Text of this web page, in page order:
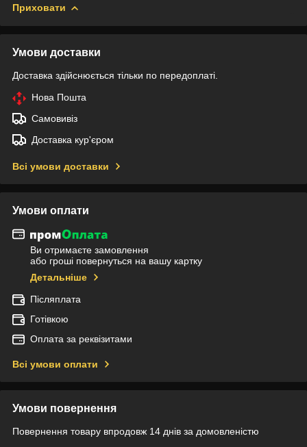
Приховати
Умови доставки
Доставка здійснюється тільки по передоплаті.
Нова Пошта
Самовивіз
Доставка кур'єром
Всі умови доставки
Умови оплати
Ви отримаєте замовлення
або гроші повернуться на вашу картку
Детальніше
Післяплата
Готівкою
Оплата за реквізитами
Всі умови оплати
Умови повернення
Повернення товару впродовж 14 днів за домовленістю